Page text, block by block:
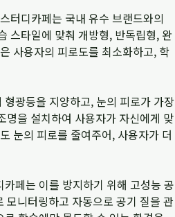
터디카페는 국내 유수 브랜드와의
스타일에 맞춰 개방형, 반독립형, 완
사용자의 피로도를 최소화하고, 학
광등을 지양하고, 눈의 피로가 가장
을 설치하여 사용자가 자신에게 맞
눈의 피로를 줄여주어, 사용자가 더
페는 이를 방지하기 위해 고성능 공
니터링하고 자동으로 공기 질을 관